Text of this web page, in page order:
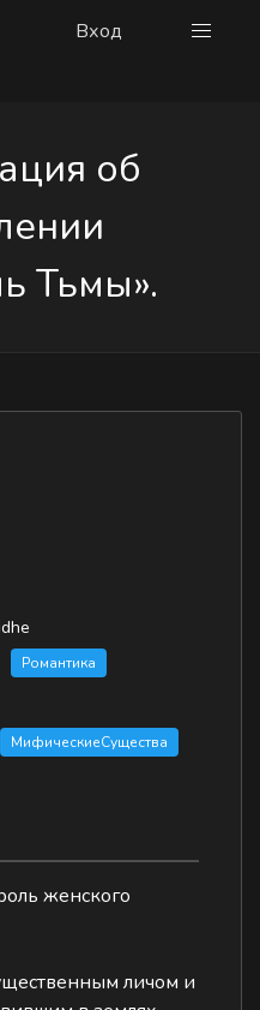
Вход
об
Тьмы».
Романтика
МифическиеСущества
женского
личом и